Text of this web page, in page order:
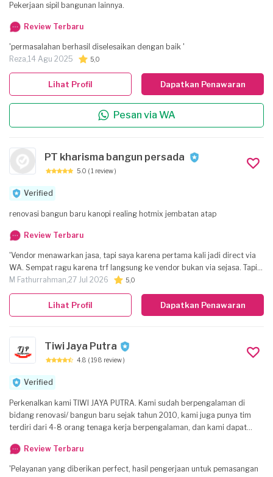
Pekerjaan sipil bangunan lainnya.
Review Terbaru
'permasalahan berhasil diselesaikan dengan baik '
Reza,14 Agu 2025 5,0
Dapatkan Penawaran
Pesan via WA
Lihat Profil
PT kharisma bangun persada
5.0 ( 1 review )
Verified
renovasi bangun baru kanopi realing hotmix jembatan atap
Review Terbaru
'Vendor menawarkan jasa, tapi saya karena pertama kali jadi direct via
WA. Sempat ragu karena trf langsung ke vendor bukan via sejasa. Tapi
overall aman karena sekarang sudah berlangsung pengerjaan'
M Fathurrahman,27 Jul 2026 5,0
Dapatkan Penawaran
Lihat Profil
Tiwi Jaya Putra
4.8 ( 198 review )
Verified
Perkenalkan kami TIWI JAYA PUTRA. Kami sudah berpengalaman di
bidang renovasi/ bangun baru sejak tahun 2010, kami juga punya tim
terdiri dari 4-8 orang tenaga kerja berpengalaman, dan kami dapat
kerjakan, Kami juga selalu berusaha memberikan layanan profesional
dalam semua pekerjaan, Kami juga selalu mengutamakan kesopanan,
Review Terbaru
'Pelayanan yang diberikan perfect, hasil pengerjaan untuk pemasangan